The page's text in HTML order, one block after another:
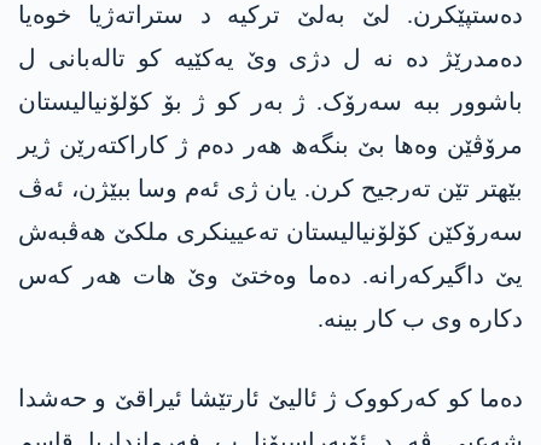
دەستپێکرن. لێ بەلێ ترکیە د ستراتەژیا خوەیا
دەمدرێژ دە نە ل دژی وێ یەکێیە کو تالەبانی ل
باشوور ببە سەرۆک. ژ بەر کو ژ بۆ کۆلۆنیالیستان
مرۆڤێن وەھا بێ بنگەھ ھەر دەم ژ کاراکتەرێن ژیر
بێھتر تێن تەرجیح کرن. یان ژی ئەم وسا ببێژن، ئەڤ
سەرۆکێن کۆلۆنیالیستان تەعیینکری ملکێ ھەڤبەش
یێ داگیرکەرانە. دەما وەختێ وێ ھات ھەر کەس
دکارە وی ب کار بینە.
دەما کو کەرکووک ژ ئالیێ ئارتێشا ئیراقێ و حەشدا